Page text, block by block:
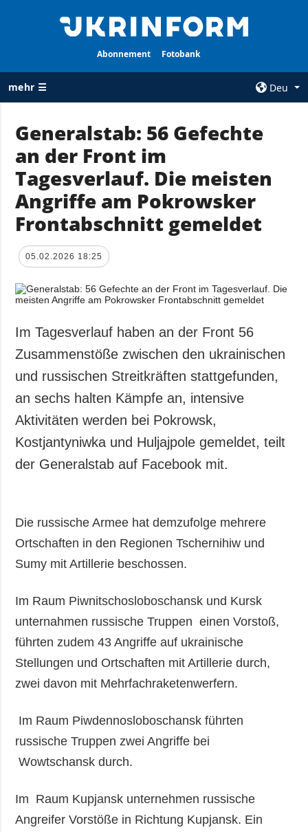
Abonnement Fotobank
mehr ☰
Deu
ALLE
Krieg
Wiederaufbau
der Ukraine
Politik
Wirtschaft
Militär
Kultur
Sport
Kriminalität
Notstand und
Notfälle
Über uns
Kontakte
services
personenbezogener
Daten
ZUSÄTZLICH
Veröffentlichungen
Video
LEISTUNGEN
Abonnement
Generalstab: 56 Gefechte
an der Front im
Tagesverlauf. Die meisten
Angriffe am Pokrowsker
Frontabschnitt gemeldet
05.02.2026 18:25
Im Tagesverlauf haben an der Front 56
Zusammenstöße zwischen den ukrainischen
und russischen Streitkräften stattgefunden,
an sechs halten Kämpfe an, intensive
Aktivitäten werden bei Pokrowsk,
Kostjantyniwka und Huljajpole gemeldet, teilt
der Generalstab auf Facebook mit.
Die russische Armee hat demzufolge mehrere
Ortschaften in den Regionen Tschernihiw und
Sumy mit Artillerie beschossen.
Im Raum Piwnitschosloboschansk und Kursk
unternahmen russische Truppen einen Vorstoß,
führten zudem 43 Angriffe auf ukrainische
Stellungen und Ortschaften mit Artillerie durch,
zwei davon mit Mehrfachraketenwerfern.
Im Raum Piwdennosloboschansk führten
russische Truppen zwei Angriffe bei
Wowtschansk durch.
Im Raum Kupjansk unternehmen russische
Angreifer Vorstöße in Richtung Kupjansk. Ein